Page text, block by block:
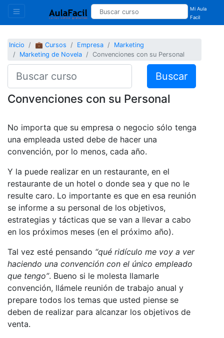
Mi Aula
Facil
Inicio 💼 Cursos Empresa
Marketing
Marketing de Novela
Convenciones con su Personal
Buscar
Convenciones con su Personal
No importa que su empresa o negocio sólo tenga
una empleada usted debe de hacer una
convención, por lo menos, cada año.
Y la puede realizar en un restaurante, en el
restaurante de un hotel o donde sea y que no le
resulte caro. Lo importante es que en esa reunión
se informe a su personal de los objetivos,
estrategias y tácticas que se van a llevar a cabo
en los próximos meses (en el próximo año).
Tal vez esté pensando “qué ridículo me voy a ver
haciendo una convención con el único empleado
que tengo”. Bueno si le molesta llamarle
convención, llámele reunión de trabajo anual y
prepare todos los temas que usted piense se
deben de realizar para alcanzar los objetivos de
venta.